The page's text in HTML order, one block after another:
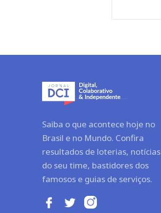
Saiba o que acontece hoje no
Brasil e no Mundo. Confira
resultados de loterias, notícias
do seu time, bastidores dos
famosos e guias de serviços.